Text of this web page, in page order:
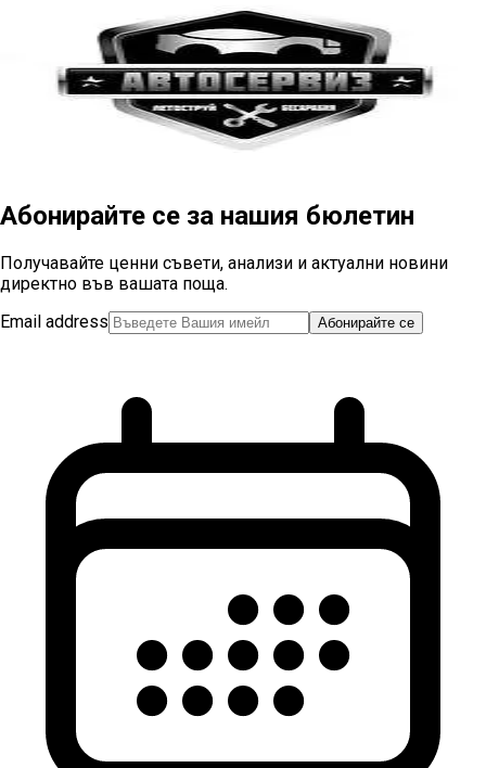
Абонирайте се за нашия бюлетин
Получавайте ценни съвети, анализи и актуални новини
директно във вашата поща.
Email address
Абонирайте се